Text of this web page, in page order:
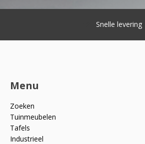
Snelle
Menu
Zoeken
Tuinmeubelen
Tafels
Industrieel